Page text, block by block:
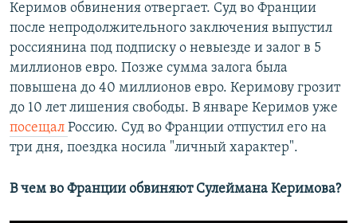
Керимов обвинения отвергает. Суд во Франции
после непродолжительного заключения выпустил
россиянина под подписку о невыезде и залог в 5
миллионов евро. Позже сумма залога была
повышена до 40 миллионов евро. Керимову грозит
до 10 лет лишения свободы. В январе Керимов уже
посещал Россию. Суд во Франции отпустил его на
три дня, поездка носила "личный характер".
В чем во Франции обвиняют Сулеймана Керимова?